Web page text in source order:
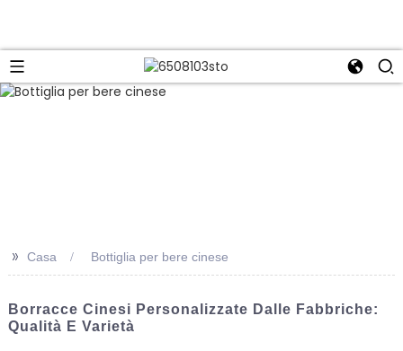
>> Casa Bottiglia per bere cinese
Borracce Cinesi Personalizzate Dalle Fabbriche:
Qualità E Varietà